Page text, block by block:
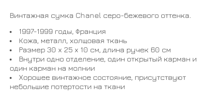
Винтажная сумка Chanel серо-бежевого оттенка.
1997-1999 годы, Франция
Кожа, металл, холщовая ткань
Размер 30 x 25 x 10 см, длина ручек 60 см
Внутри одно отделение, один открытый карман и
один карман на молнии
Хорошее винтажное состояние, присутствуют
небольшие потертости на ткани